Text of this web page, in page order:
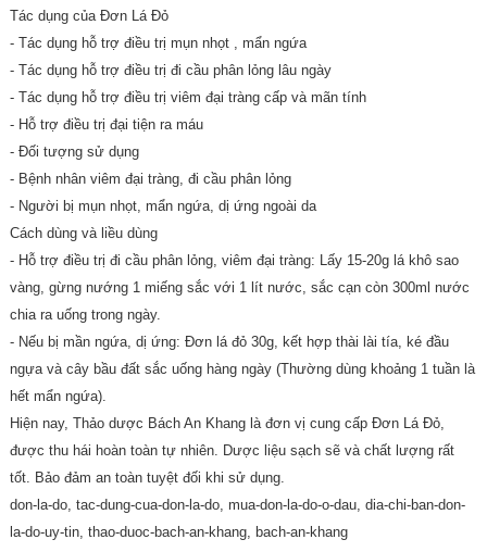
Tác dụng của Đơn Lá Đỏ
- Tác dụng hỗ trợ điều trị mụn nhọt , mẩn ngứa
- Tác dụng hỗ trợ điều trị đi cầu phân lỏng lâu ngày
- Tác dụng hỗ trợ điều trị viêm đại tràng cấp và mãn tính
- Hỗ trợ điều trị đại tiện ra máu
- Đối tượng sử dụng
- Bệnh nhân viêm đại tràng, đi cầu phân lỏng
- Người bị mụn nhọt, mẩn ngứa, dị ứng ngoài da
Cách dùng và liều dùng
- Hỗ trợ điều trị đi cầu phân lỏng, viêm đại tràng: Lấy 15-20g lá khô sao
vàng, gừng nướng 1 miếng sắc với 1 lít nước, sắc cạn còn 300ml nước
chia ra uống trong ngày.
- Nếu bị mần ngứa, dị ứng: Đơn lá đỏ 30g, kết hợp thài lài tía, ké đầu
ngựa và cây bầu đất sắc uống hàng ngày (Thường dùng khoảng 1 tuần là
hết mẩn ngứa).
Hiện nay, Thảo dược Bách An Khang là đơn vị cung cấp Đơn Lá Đỏ,
được thu hái hoàn toàn tự nhiên. Dược liệu sạch sẽ và chất lượng rất
tốt. Bảo đảm an toàn tuyệt đối khi sử dụng.
don-la-do, tac-dung-cua-don-la-do, mua-don-la-do-o-dau, dia-chi-ban-don-
la-do-uy-tin, thao-duoc-bach-an-khang, bach-an-khang